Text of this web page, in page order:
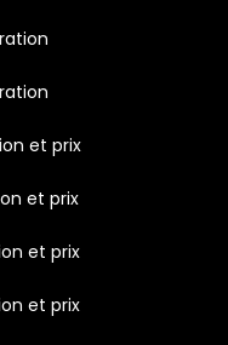
et prix
et prix
et prix
et prix